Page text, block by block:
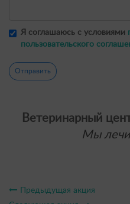
Я соглашаюсь с условиями
пользовательского
Отправить
Ветеринарный
Мы
Предыдущая акция